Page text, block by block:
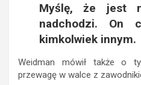
Myślę, że jest
nadchodzi. On
kimkolwiek innym.
Weidman mówił także o
przewagę w walce z